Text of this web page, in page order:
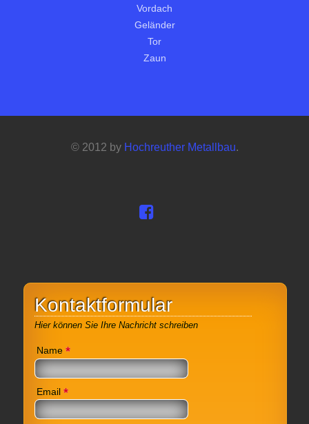
Vordach
Geländer
Tor
Zaun
© 2012 by Hochreuther Metallbau.
Kontaktformular
Hier können Sie Ihre Nachricht schreiben
Name *
Email *